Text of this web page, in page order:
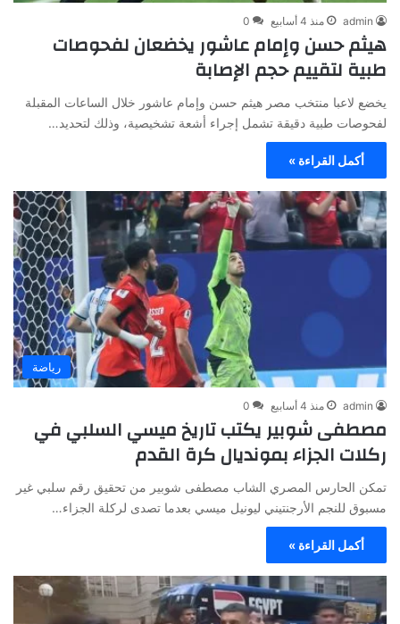
admin منذ 4 أسابيع 0
هيثم حسن وإمام عاشور يخضعان لفحوصات
طبية لتقييم حجم الإصابة
يخضع لاعبا منتخب مصر هيثم حسن وإمام عاشور خلال الساعات المقبلة
لفحوصات طبية دقيقة تشمل إجراء أشعة تشخيصية، وذلك لتحديد…
أكمل القراءة »
رياضة
admin منذ 4 أسابيع 0
مصطفى شوبير يكتب تاريخ ميسي السلبي في
ركلات الجزاء بمونديال كرة القدم
تمكن الحارس المصري الشاب مصطفى شوبير من تحقيق رقم سلبي غير
مسبوق للنجم الأرجنتيني ليونيل ميسي بعدما تصدى لركلة الجزاء…
أكمل القراءة »